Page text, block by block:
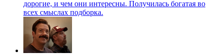
дорогие, и чем они интересны. Получилась богатая во
всех смыслах подборка.